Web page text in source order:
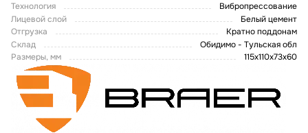
Технология
Вибропрессование
Лицевой слой
Белый цемент
Отгрузка
Кратно поддонам
Склад
Обидимо - Тульская обл
Размеры, мм
115х110х73х60